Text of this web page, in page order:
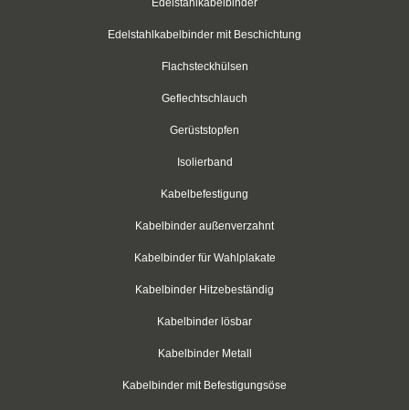
Kabelbinder für Einlochmontage
Kabelbinder mit Flachkopf
Kabelbinder außenverzahnt
Kabelbinder für Rundkörper
Kabelbinder mit Schraubhalter
Edelstahlkabelbinder
Edelstahlkabelbinder mit Beschichtung
Flachsteckhülsen
Geflechtschlauch
Gerüststopfen
Isolierband
Kabelbefestigung
Kabelbinder außenverzahnt
Kabelbinder für Wahlplakate
Kabelbinder Hitzebeständig
Kabelbinder lösbar
Kabelbinder Metall
Kabelbinder mit Befestigungsöse